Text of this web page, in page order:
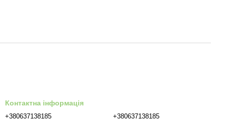
Контактна інформація
+380637138185
+380637138185